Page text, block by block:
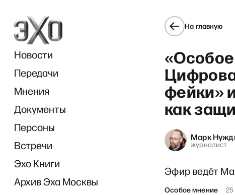
Новости
Передачи
Мнения
Документы
Персоны
Встречи
Эхо Книги
Архив Эха Москвы
На главную
фейки»
как
Марк
журналист
Эфир ведёт
Особое мнение
РЗВРТ